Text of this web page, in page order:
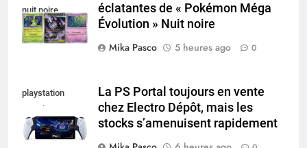
nuit noire
éclatantes de « Pokémon Méga
Évolution » Nuit noire
Mika Pasco
5 heures ago 0
playstation
portal pro
La PS Portal toujours en vente
chez Electro Dépôt, mais les
stocks s’amenuisent rapidement